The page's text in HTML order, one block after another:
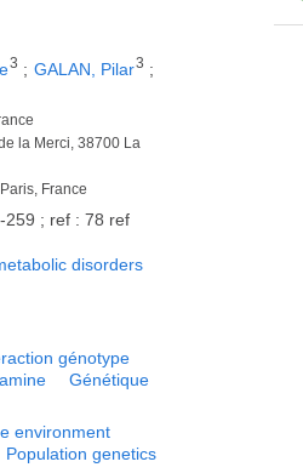
3 ; GALAN, Pilar3 ;
la Merci, 38700 La
France
259 ; ref : 78 ref
disorders
génotype
Génétique
environment
Population genetics